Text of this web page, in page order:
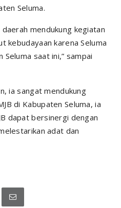
Seluma.
mendukung kegiatan
kebudayaan karena Seluma
saat ini,” sampai
ia sangat mendukung
di Kabupaten Seluma, ia
dapat bersinergi dengan
adat dan